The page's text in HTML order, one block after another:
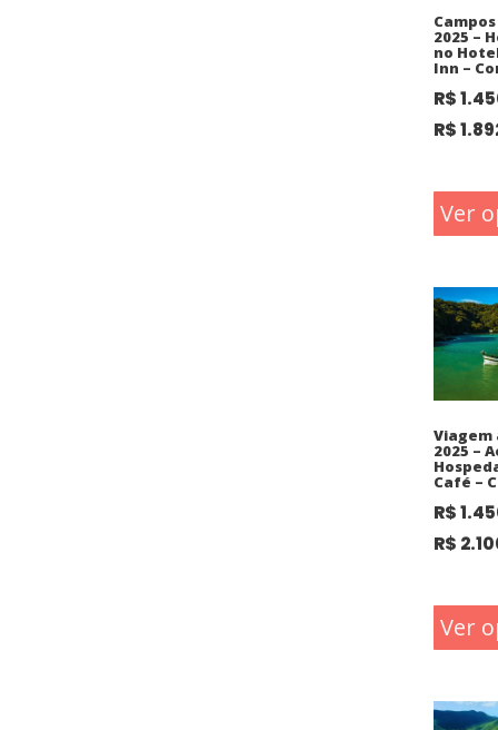
2025 –
no
Inn –
R$
R$
Ver
Viagem
2025 –
Café –
R$
R$
Ver